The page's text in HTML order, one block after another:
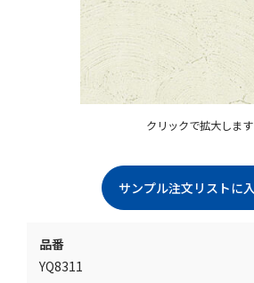
クリックで拡大します
品番
YQ8311